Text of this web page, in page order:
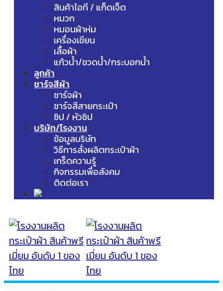
สินค้าไอที / แก็ดเจ็ต
หมวก
หมอนผ้าห่ม
เครื่องเขียน
เสื้อผ้า
แก้วน้ำ/ขวดน้ำ/กระบอกน้ำ
ลูกค้า
ชาร์จสีผ้า
ชาร์จผ้า
ชาร์จสีสายกระเป๋า
ซิป / หัวซิป
บริษัท/โรงงาน
ข้อมูลบริษัท
วิธีการสั่งผลิตกระเป๋าผ้า
เกร็ดความรู้
กิจกรรมเพื่อสังคม
ติดต่อเรา